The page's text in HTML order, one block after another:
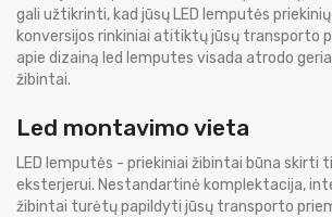
gali užtikrinti, kad jūsų LED lemputės
konversijos rinkiniai atitiktų jūsų transporto
apie dizainą led lemputes visada atrodo
žibintai.
Led montavimo vieta
LED lemputės - priekiniai žibintai būna skirti
eksterjerui. Nestandartinė komplektacija,
žibintai turėtų papildyti jūsų transporto